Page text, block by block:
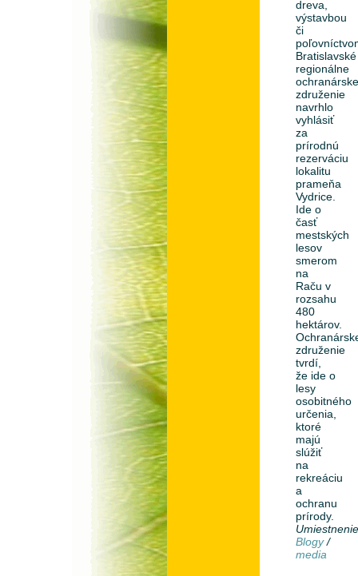
dreva,
výstavbou
či
Bratislavské
regionálne
združenie
navrhlo
vyhlásiť
za
prírodnú
rezerváciu
lokalitu
prameňa
Vydrice.
Ide o
časť
mestských
lesov
smerom
na
Raču v
rozsahu
480
hektárov.
združenie
tvrdí,
že ide o
lesy
osobitného
určenia,
ktoré
majú
slúžiť
na
rekreáciu
a
ochranu
prírody.
Blogy /
media